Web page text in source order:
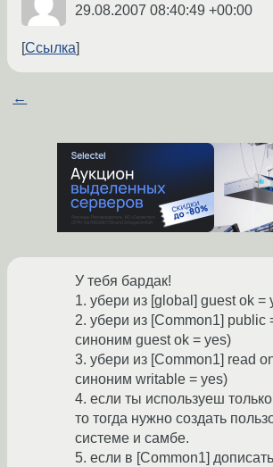
29.08.2007 08:40:49 +00:00
Ссылка
←
У тебя бардак!
1. убери из [global] guest ok =
2. убери из [Common1] public
синоним guest ok = yes)
3. убери из [Common1] read
синоним writable = yes)
4. если ты используеш
то тогда нужно создать
системе и самбе.
5. если в [Common1]